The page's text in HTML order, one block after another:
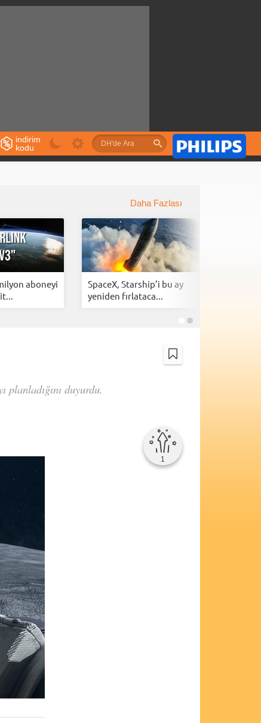
indirim
kodu
Daha Fazlası
aboneyi
SpaceX, Starship’i bu ay
yeniden fırlataca...
planladığını duyurdu.
1